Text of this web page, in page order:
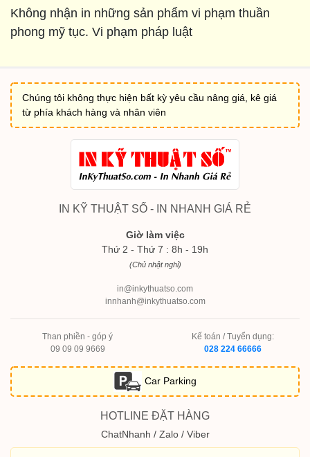
Không nhận in những sản phẩm vi phạm thuần
phong mỹ tục. Vi phạm pháp luật
Chúng tôi không thực hiện bất kỳ yêu cầu nâng giá, kê giá
từ phía khách hàng và nhân viên
IN KỸ THUẬT SỐ - IN NHANH GIÁ RẺ
Giờ làm việc
Thứ 2 - Thứ 7 : 8h - 19h
(Chủ nhật nghỉ)
in@inkythuatso.com
innhanh@inkythuatso.com
Than phiền - góp ý
09 09 09 9669
Kế toán / Tuyển dụng:
028 224 66666
Car Parking
HOTLINE ĐẶT HÀNG
ChatNhanh / Zalo / Viber